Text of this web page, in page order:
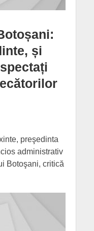
și
preşedinta
administrativ
Botoşani, critică